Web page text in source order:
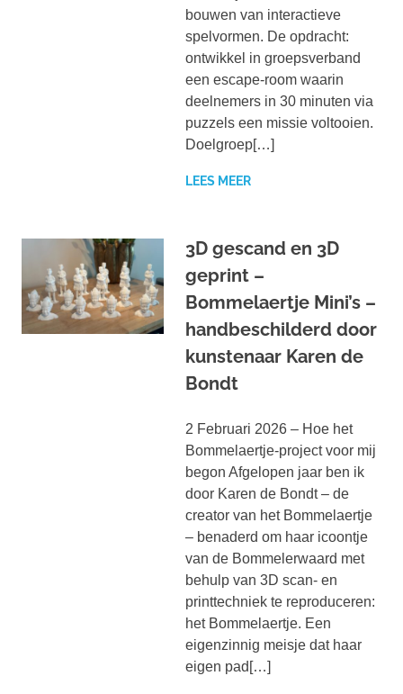
bouwen van interactieve
spelvormen. De opdracht:
ontwikkel in groepsverband
een escape-room waarin
deelnemers in 30 minuten via
puzzels een missie voltooien.
Doelgroep[…]
LEES MEER
3D gescand en 3D
geprint –
Bommelaertje Mini’s –
handbeschilderd door
kunstenaar Karen de
Bondt
2 Februari 2026 – Hoe het
Bommelaertje-project voor mij
begon Afgelopen jaar ben ik
door Karen de Bondt – de
creator van het Bommelaertje
– benaderd om haar icoontje
van de Bommelerwaard met
behulp van 3D scan- en
printtechniek te reproduceren:
het Bommelaertje. Een
eigenzinnig meisje dat haar
eigen pad[…]